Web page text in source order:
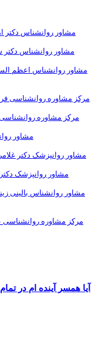
مشاور روانشناس دکتر
مشاور روانشناس
مشاور روانشناس اعظم
مرکز مشاوره روانشناسی
مرکز مشاوره
مشاور
مشاور روانپزشک دکتر
مشاور روانپزشک
مشاور روانشناس بالینی
مرکز مشاوره روانشناسی
آیا همسر آینده ام در